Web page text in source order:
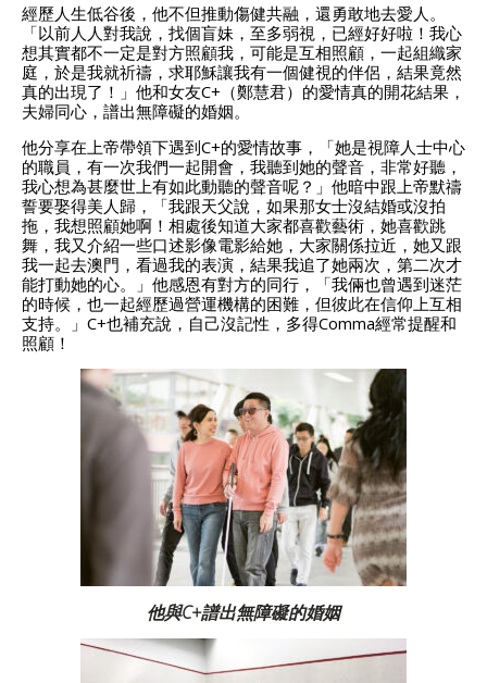
經歷人生低谷後，他不但推動傷健共融，還勇敢地去愛人。
「以前人人對我說，找個盲妹，至多弱視，已經好好啦！我心
想其實都不一定是對方照顧我，可能是互相照顧，一起組織家
庭，於是我就祈禱，求耶穌讓我有一個健視的伴侶，結果竟然
真的出現了！」他和女友C+（鄭慧君）的愛情真的開花結果，
夫婦同心，譜出無障礙的婚姻。
他分享在上帝帶領下遇到C+的愛情故事，「她是視障人士中心
的職員，有一次我們一起開會，我聽到她的聲音，非常好聽，
我心想為甚麼世上有如此動聽的聲音呢？」他暗中跟上帝默禱
誓要娶得美人歸，「我跟天父說，如果那女士沒結婚或沒拍
拖，我想照顧她啊！相處後知道大家都喜歡藝術，她喜歡跳
舞，我又介紹一些口述影像電影給她，大家關係拉近，她又跟
我一起去澳門，看過我的表演，結果我追了她兩次，第二次才
能打動她的心。」他感恩有對方的同行，「我倆也曾遇到迷茫
的時候，也一起經歷過營運機構的困難，但彼此在信仰上互相
支持。」C+也補充說，自己沒記性，多得Comma經常提醒和
照顧！
他與C+譜出無障礙的婚姻